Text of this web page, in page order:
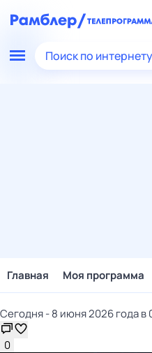
Поиск по интернету
Главная Моя программа
Сегодня - 8 июня 2026 года в
0